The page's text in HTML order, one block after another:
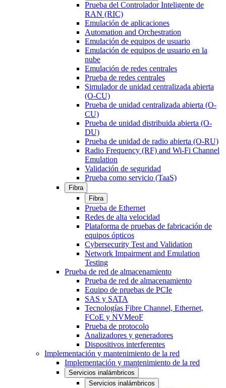
Prueba del Controlador Inteligente de
RAN (RIC)
Emulación de aplicaciones
Automation and Orchestration
Emulación de equipos de usuario
Emulación de equipos de usuario en la
nube
Emulación de redes centrales
Prueba de redes centrales
Simulador de unidad centralizada abierta
(O-CU)
Prueba de unidad centralizada abierta (O-
CU)
Prueba de unidad distribuida abierta (O-
DU)
Prueba de unidad de radio abierta (O-RU)
Radio Frequency (RF) and Wi-Fi Channel
Emulation
Validación de seguridad
Prueba como servicio (TaaS)
Fibra
Fibra
Prueba de Ethernet
Redes de alta velocidad
Plataforma de pruebas de fabricación de
equipos ópticos
Cybersecurity Test and Validation
Network Impairment and Emulation
Testing
Prueba de red de almacenamiento
Prueba de red de almacenamiento
Equipo de pruebas de PCIe
SAS y SATA
Tecnologías Fibre Channel, Ethernet,
FCoE y NVMeoF
Prueba de protocolo
Analizadores y generadores
Dispositivos interferentes
Implementación y mantenimiento de la red
Implementación y mantenimiento de la red
Servicios inalámbricos
Servicios inalámbricos